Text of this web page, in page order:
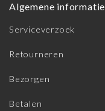
Algemene informatie
Serviceverzoek
Retourneren
Bezorgen
Betalen